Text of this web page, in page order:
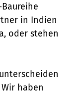
in Indien
oder stehen
haben